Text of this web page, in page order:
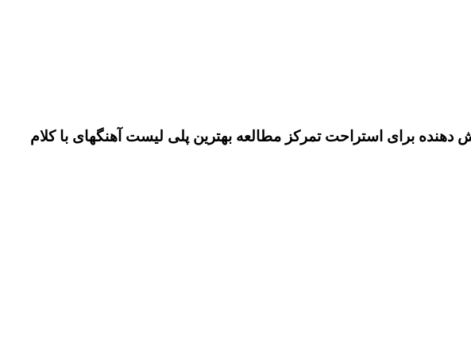
برای استراحت تمرکز مطالعه بهترین پلی لیست آهنگهای با کلام